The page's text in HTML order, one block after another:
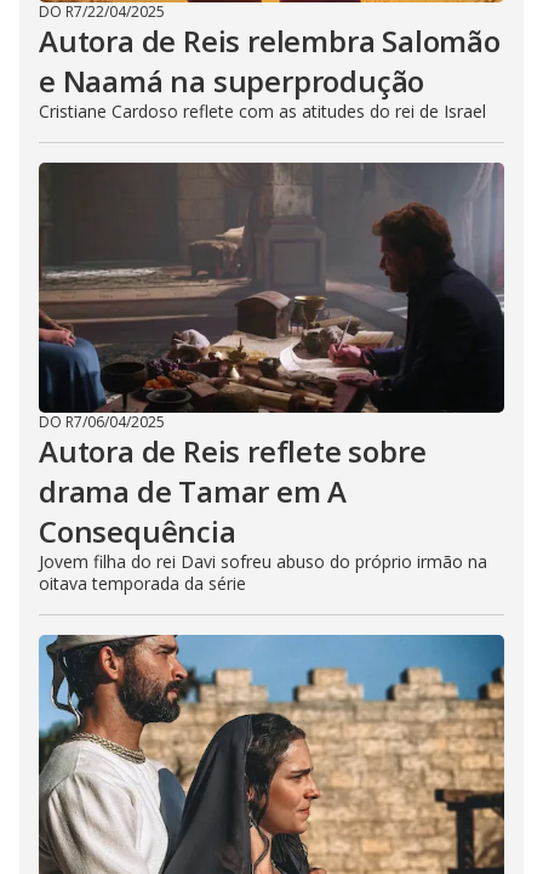
DO R7/22/04/2025
Autora de Reis relembra Salomão
e Naamá na superprodução
Cristiane Cardoso reflete com as atitudes do rei de Israel
DO R7/06/04/2025
Autora de Reis reflete sobre
drama de Tamar em A
Consequência
Jovem filha do rei Davi sofreu abuso do próprio irmão na
oitava temporada da série